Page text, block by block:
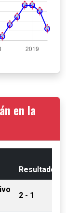
en la
Resultado
2 - 1